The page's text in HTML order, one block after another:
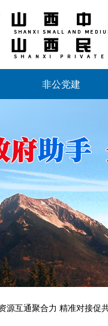
非公党建
山西省中小企业发展促进会
山西省中小企业发展促进会
事调解理论与实务研讨会
源互通聚合力 精准对接促